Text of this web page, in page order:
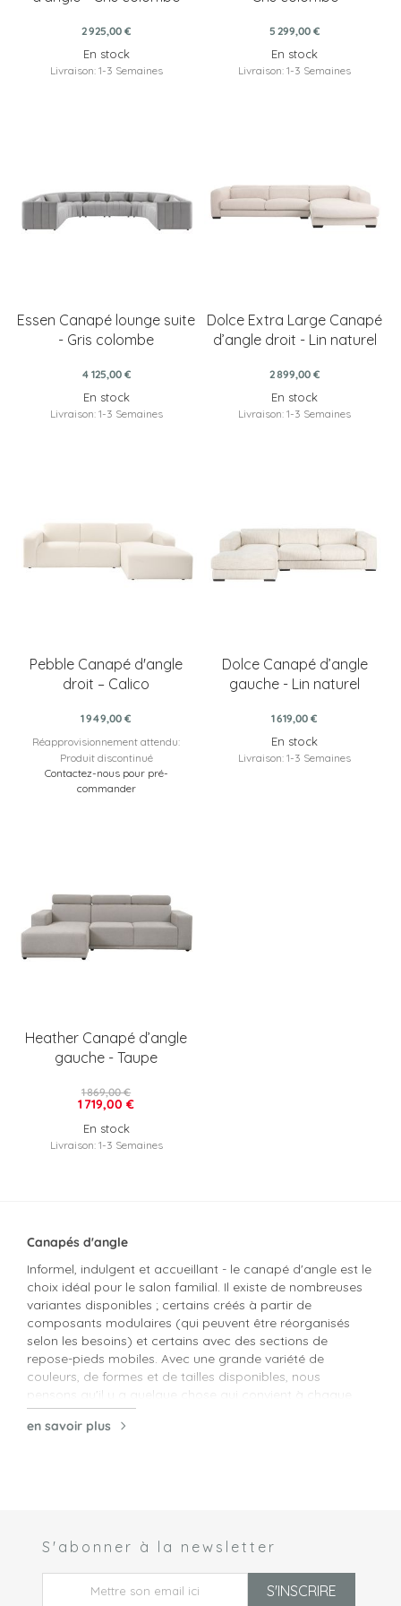
2 925,00 €
En stock
Livraison: 1-3 Semaines
5 299,00 €
En stock
Livraison: 1-3 Semaines
Essen Canapé lounge suite
- Gris colombe
4 125,00 €
En stock
Livraison: 1-3 Semaines
Dolce Extra Large Canapé
d’angle droit - Lin naturel
2 899,00 €
En stock
Livraison: 1-3 Semaines
Pebble Canapé d'angle
droit – Calico
1 949,00 €
Réapprovisionnement attendu:
Produit discontinué
Contactez-nous pour pré-
commander
Dolce Canapé d’angle
gauche - Lin naturel
1 619,00 €
En stock
Livraison: 1-3 Semaines
Heather Canapé d’angle
gauche - Taupe
1 719,00 €
1 869,00 €
En stock
Livraison: 1-3 Semaines
Canapés d'angle
Informel, indulgent et accueillant - le canapé d'angle est le
choix idéal pour le salon familial. Il existe de nombreuses
variantes disponibles ; certains créés à partir de
composants modulaires (qui peuvent être réorganisés
selon les besoins) et certains avec des sections de
repose-pieds mobiles. Avec une grande variété de
couleurs, de formes et de tailles disponibles, nous
pensons qu'il y a quelque chose qui convient à chaque
situation. Tous les modèles sont livrés en deux parties ou
plus pour une installation facile.
Suite ». Semblable à un canapé d'angle mais en forme de
« C ». L'idée est que vous pouvez créer une « pièce dans
une pièce » sans utiliser de cloisons ou de séparateurs de
pièce. Jetez un œil à notre Essen Super Lounge Suite et
en savoir plus
S'abonner à la newsletter
S'INSCRIRE